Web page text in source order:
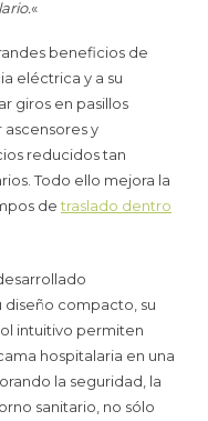
«
beneficios de
eléctrica y a su
giros en pasillos
ascensores y
reducidos tan
Todo ello mejora la
detraslado dentro
compacto, su
intuitivo permiten
hospitalaria en una
la seguridad, la
sanitario, no sólo